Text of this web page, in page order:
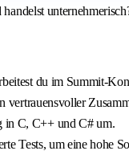
du im Summit-
in C, C++ und C# um.
Tests, um eine hohe